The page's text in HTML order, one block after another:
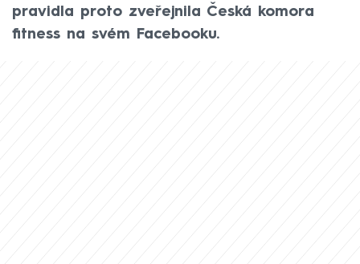
pravidla proto zveřejnila Česká komora
fitness na svém Facebooku.